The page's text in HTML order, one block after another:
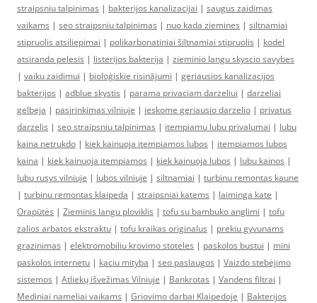
straipsniu talpinimas | bakterijos kanalizacijai | saugus zaidimas
vaikams | seo straipsniu talpinimas | nuo kada ziemines | siltnamiai
stipruolis atsiliepimai | polikarbonatiniai šiltnamiai stipruolis | kodel
atsiranda pelesis | listerijos bakterija | zieminio langu skyscio savybes
| vaiku zaidimui | bioloģiskie risinājumi | geriausios kanalizacijos
bakterijos | adblue skystis | parama privaciam darzeliui | darzeliai
gelbeja | pasirinkimas vilniuje | ieskome geriausio darzelio | privatus
darzelis | seo straipsniu talpinimas | itempiamu lubu privalumai | lubu
kaina netrukdo | kiek kainuoja itempiamos lubos | itempiamos lubos
kaina | kiek kainuoja itempiamos | kiek kainuoja lubos | lubu kainos |
lubu rusys vilniuje | lubos vilniuje | siltnamiai | turbinu remontas kaune
| turbinu remontas klaipeda | straipsniai katems | laiminga kate |
Orapūtės | Zieminis langu ploviklis | tofu su bambuko anglimi | tofu
zalios arbatos ekstraktu | tofu kraikas originalus | prekiu gyvunams
grazinimas | elektromobiliu krovimo stoteles | paskolos bustui | mini
paskolos internetu | kaciu mityba | seo paslaugos | Vaizdo stebėjimo
sistemos | Atliekų išvežimas Vilniuje | Bankrotas | Vandens filtrai |
Mediniai nameliai vaikams | Griovimo darbai Klaipedoje | Bakterijos